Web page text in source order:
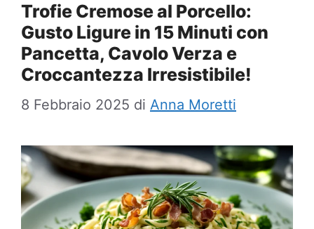
Trofie Cremose al Porcello:
Gusto Ligure in 15 Minuti con
Pancetta, Cavolo Verza e
Croccantezza Irresistibile!
8 Febbraio 2025 di Anna Moretti